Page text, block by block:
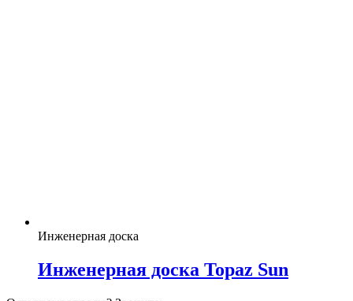
Инженерная доска
Инженерная доска Topaz Sun